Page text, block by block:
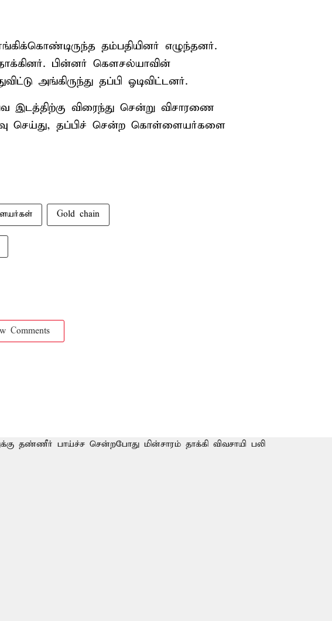
தம்பதியினர் எழுந்தனர்.
பின்னர் கெளசல்யாவின்
அங்கிருந்து தப்பி ஓடிவிட்டனர்.
விரைந்து சென்று விசாரணை
செய்து, தப்பிச் சென்ற கொள்ளையர்களை
Gold chain
Comments